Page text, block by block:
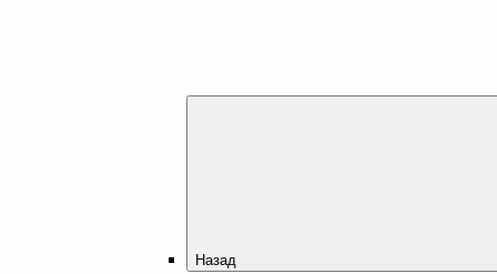
Назад